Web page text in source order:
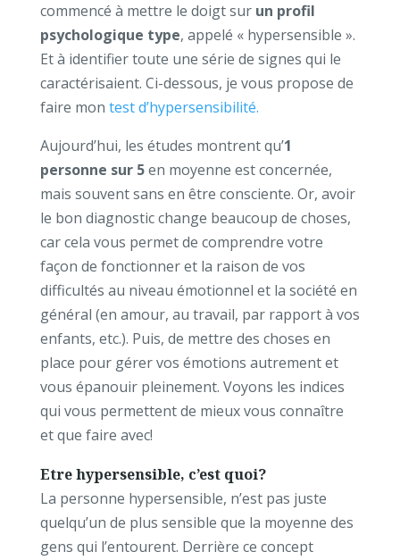
commencé à mettre le doigt sur un profil
psychologique type, appelé « hypersensible ».
Et à identifier toute une série de signes qui le
caractérisaient. Ci-dessous, je vous propose de
faire mon test d’hypersensibilité.
Aujourd’hui, les études montrent qu’1
personne sur 5en moyenne est concernée,
mais souvent sans en être consciente. Or, avoir
le bon diagnostic change beaucoup de choses,
car cela vous permet de comprendre votre
façon de fonctionner et la raison de vos
difficultés au niveau émotionnel et la société en
général (en amour, au travail, par rapport à vos
enfants, etc.). Puis, de mettre des choses en
place pour gérer vos émotions autrement et
vous épanouir pleinement. Voyons les indices
qui vous permettent de mieux vous connaître
et que faire avec!
Etre hypersensible, c’est quoi?
La personne hypersensible, n’est pas juste
quelqu’un de plus sensible que la moyenne des
gens qui l’entourent. Derrière ce concept